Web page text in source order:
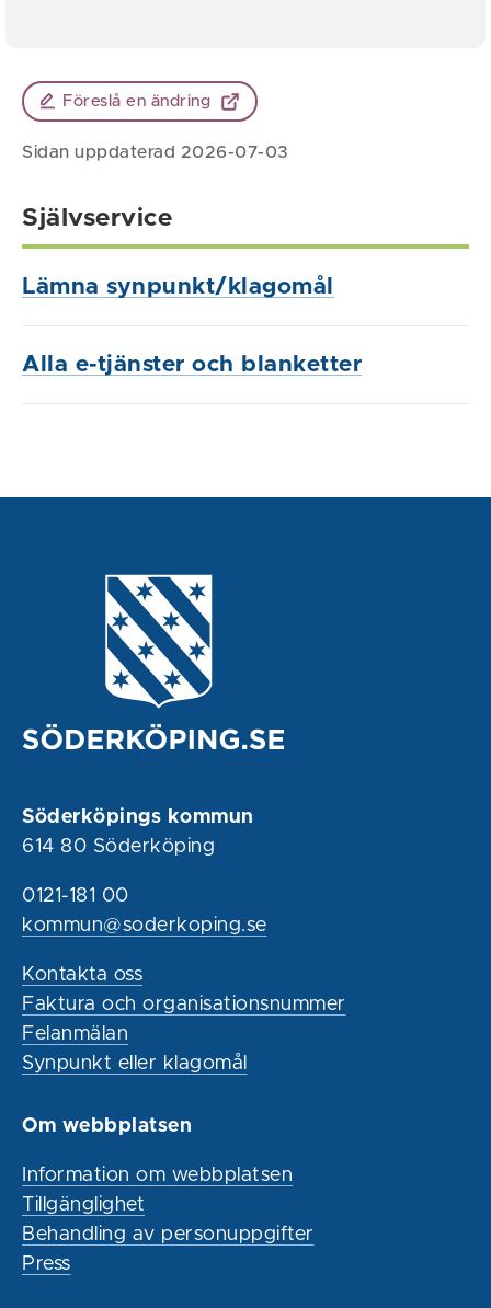
Föreslå en ändring
Sidan uppdaterad 2026-07-03
Självservice
Lämna synpunkt/klagomål
Alla e-tjänster och blanketter
Söderköpings kommun
614 80 Söderköping
0121-181 00
kommun@soderkoping.se
Kontakta oss
Faktura och organisationsnummer
Felanmälan
Synpunkt eller klagomål
Om webbplatsen
Information om webbplatsen
Tillgänglighet
Behandling av personuppgifter
Press